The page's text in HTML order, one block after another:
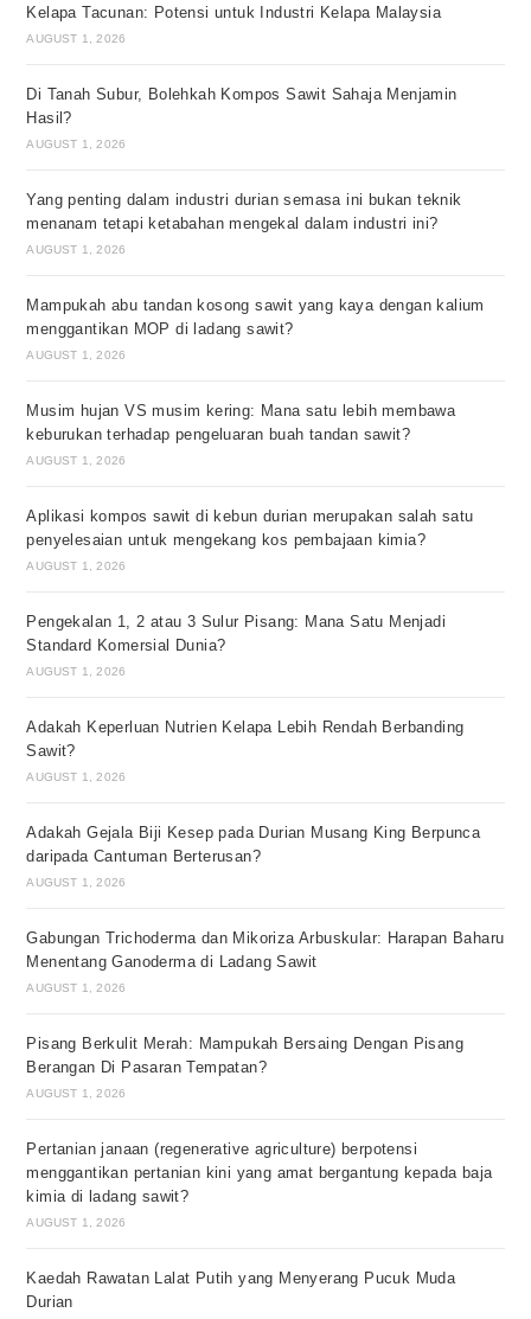
Kelapa Tacunan: Potensi untuk Industri Kelapa Malaysia
AUGUST 1, 2026
Di Tanah Subur, Bolehkah Kompos Sawit Sahaja Menjamin
Hasil?
AUGUST 1, 2026
Yang penting dalam industri durian semasa ini bukan teknik
menanam tetapi ketabahan mengekal dalam industri ini?
AUGUST 1, 2026
Mampukah abu tandan kosong sawit yang kaya dengan kalium
menggantikan MOP di ladang sawit?
AUGUST 1, 2026
Musim hujan VS musim kering: Mana satu lebih membawa
keburukan terhadap pengeluaran buah tandan sawit?
AUGUST 1, 2026
Aplikasi kompos sawit di kebun durian merupakan salah satu
penyelesaian untuk mengekang kos pembajaan kimia?
AUGUST 1, 2026
Pengekalan 1, 2 atau 3 Sulur Pisang: Mana Satu Menjadi
Standard Komersial Dunia?
AUGUST 1, 2026
Adakah Keperluan Nutrien Kelapa Lebih Rendah Berbanding
Sawit?
AUGUST 1, 2026
Adakah Gejala Biji Kesep pada Durian Musang King Berpunca
daripada Cantuman Berterusan?
AUGUST 1, 2026
Gabungan Trichoderma dan Mikoriza Arbuskular: Harapan Baharu
Menentang Ganoderma di Ladang Sawit
AUGUST 1, 2026
Pisang Berkulit Merah: Mampukah Bersaing Dengan Pisang
Berangan Di Pasaran Tempatan?
AUGUST 1, 2026
Pertanian janaan (regenerative agriculture) berpotensi
menggantikan pertanian kini yang amat bergantung kepada baja
kimia di ladang sawit?
AUGUST 1, 2026
Kaedah Rawatan Lalat Putih yang Menyerang Pucuk Muda
Durian